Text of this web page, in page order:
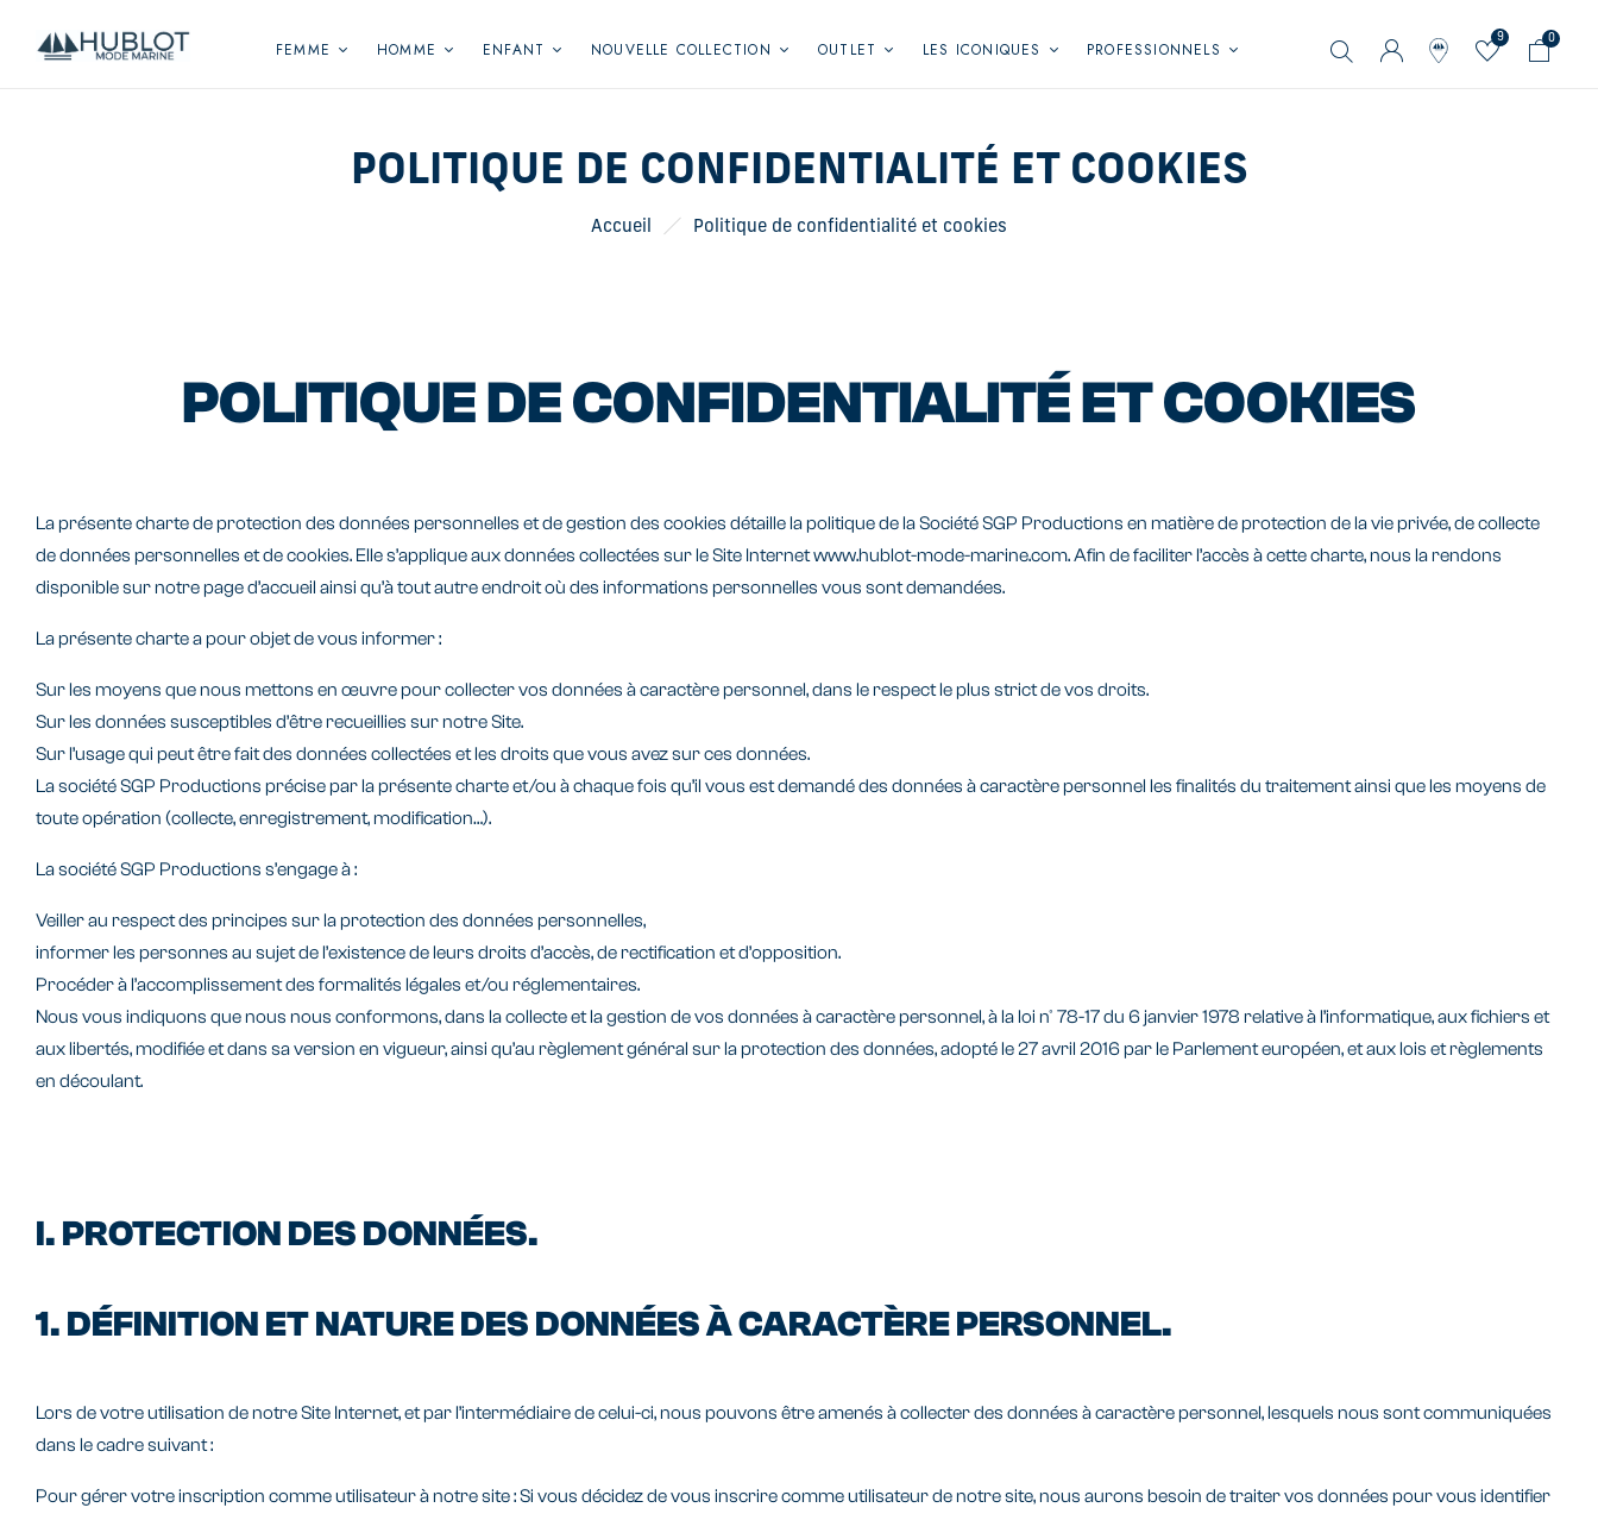
FEMME HOMME ENFANT NOUVELLE COLLECTION OUTLET LES ICONIQUES PROFESSIONNELS
9 0
POLITIQUE DE CONFIDENTIALITÉ ET COOKIES
Accueil Politique de confidentialité et cookies
POLITIQUE DE CONFIDENTIALITÉ ET COOKIES
La présente charte de protection des données personnelles et de gestion des cookies détaille la politique de la Société SGP Productions en matière de protection de la vie privée, de collecte
de données personnelles et de cookies. Elle s’applique aux données collectées sur le Site Internet www.hublot-mode-marine.com. Afin de faciliter l’accès à cette charte, nous la rendons
disponible sur notre page d’accueil ainsi qu’à tout autre endroit où des informations personnelles vous sont demandées.
La présente charte a pour objet de vous informer :
Sur les moyens que nous mettons en œuvre pour collecter vos données à caractère personnel, dans le respect le plus strict de vos droits.
Sur les données susceptibles d’être recueillies sur notre Site.
Sur l’usage qui peut être fait des données collectées et les droits que vous avez sur ces données.
La société SGP Productions précise par la présente charte et/ou à chaque fois qu’il vous est demandé des données à caractère personnel les finalités du traitement ainsi que les moyens de
toute opération (collecte, enregistrement, modification…).
La société SGP Productions s’engage à :
Veiller au respect des principes sur la protection des données personnelles,
informer les personnes au sujet de l’existence de leurs droits d’accès, de rectification et d’opposition.
Procéder à l’accomplissement des formalités légales et/ou réglementaires.
Nous vous indiquons que nous nous conformons, dans la collecte et la gestion de vos données à caractère personnel, à la loi n° 78-17 du 6 janvier 1978 relative à l’informatique, aux fichiers et
aux libertés, modifiée et dans sa version en vigueur, ainsi qu’au règlement général sur la protection des données, adopté le 27 avril 2016 par le Parlement européen, et aux lois et règlements
en découlant.
I. PROTECTION DES DONNÉES.
1. DÉFINITION ET NATURE DES DONNÉES À CARACTÈRE PERSONNEL.
Lors de votre utilisation de notre Site Internet, et par l’intermédiaire de celui-ci, nous pouvons être amenés à collecter des données à caractère personnel, lesquels nous sont communiquées
dans le cadre suivant :
Pour gérer votre inscription comme utilisateur à notre site : Si vous décidez de vous inscrire comme utilisateur de notre site, nous aurons besoin de traiter vos données pour vous identifier